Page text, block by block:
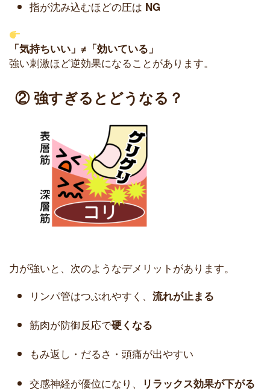
指が沈み込むほどの圧は NG
「気持ちいい」≠「効いている」
強い刺激ほど逆効果になることがあります。
② 強すぎるとどうなる？
力が強いと、次のようなデメリットがあります。
リンパ管はつぶれやすく、 流れが止まる
筋肉が防御反応で硬くなる
もみ返し・だるさ・頭痛が出やすい
交感神経が優位になり、
リラックス効果が下がる